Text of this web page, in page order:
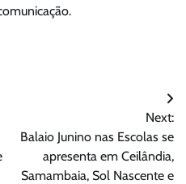
Next:
Balaio Junino nas Escolas se
apresenta em Ceilândia,
Samambaia, Sol Nascente e